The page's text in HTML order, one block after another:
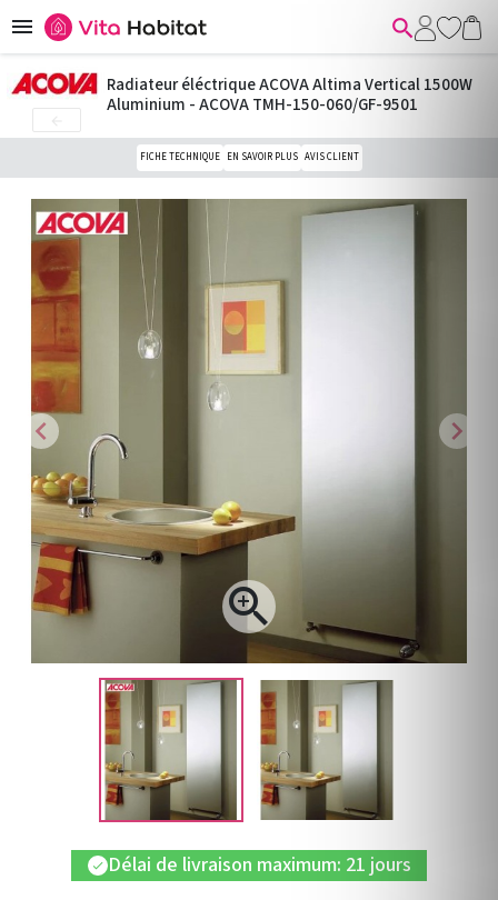
 
chevron_left

chevron_right
Radiateur éléctrique ACOVA Altima Vertical 1500W
Aluminium - ACOVA TMH-150-060/GF-9501
FICHE TECHNIQUE EN SAVOIR PLUS AVIS CLIENT
check Délai de livraison maximum: 21 jours